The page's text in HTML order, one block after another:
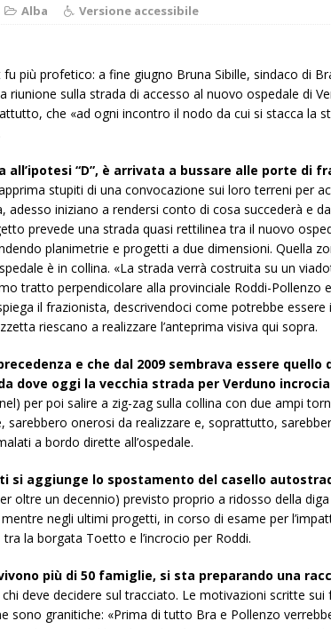
terra e la comunità braidese
BRA
rotonda: giovane in ospedale
CRONACA
[ 6 Agosto 2026 ] La bella stagione riporta l’allarme sulle strade:
ALTRE NOTIZIE
[ 6 Agosto 2026 ]
«Nessun conflitto d’interessi»
ALBA
[ 7 Agosto 2026 ]
​Dal Perù a Bra, fino al passaporto italiano: la
Mariano Trisano
BRA
Alba Versione accessibile
più profetico: a fine giugno Bruna Sibille, sindaco di
riunione sulla strada di accesso al nuovo ospedale di
che «ad ogni incontro il nodo da cui si stacca la
all’ipotesi “D”, è arrivata a bussare alle porte di
stupiti di una convocazione sui loro terreni per
adesso iniziano a rendersi conto di cosa succederà e
prevede una strada quasi rettilinea tra il nuovo
planimetrie e progetti a due dimensioni. Quella
è in collina. «La strada verrà costruita su un
tratto perpendicolare alla provinciale Roddi-Pollenzo
il frazionista, descrivendoci come potrebbe essere
riescano a realizzare l’anteprima visiva qui sopra.
e che dal 2009 sembrava essere quello
dove oggi la vecchia strada per Verduno
per poi salire a zig-zag sulla collina con due ampi
sarebbero onerosi da realizzare e, soprattutto,
a bordo dirette all’ospedale.
si aggiunge lo spostamento del casello
oltre un decennio) previsto proprio a ridosso della
mentre negli ultimi progetti, in corso di esame per
la borgata Toetto e l’incrocio per Roddi.
più di 50 famiglie, si sta preparando una
deve decidere sul tracciato. Le motivazioni scritte sui
sono granitiche: «Prima di tutto Bra e Pollenzo